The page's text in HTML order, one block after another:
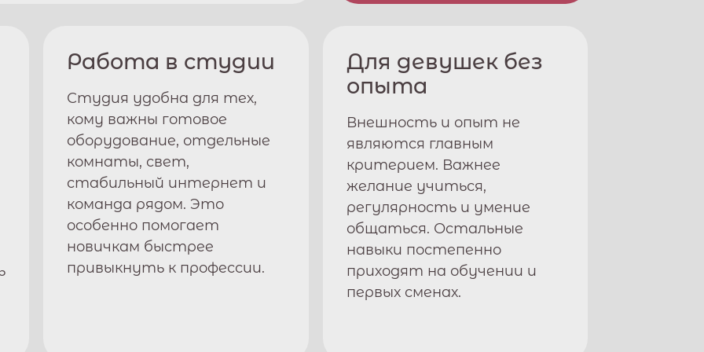
Работа в студии
Студия удобна для тех,
кому важны готовое
оборудование, отдельные
комнаты, свет,
стабильный интернет и
команда рядом. Это
особенно помогает
новичкам быстрее
привыкнуть к профессии.
Для девушек без
опыта
Внешность и опыт не
являются главным
критерием. Важнее
желание учиться,
регулярность и умение
общаться. Остальные
навыки постепенно
приходят на обучении и
первых сменах.